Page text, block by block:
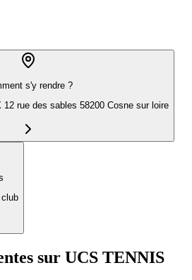
s'y rendre ?
rue des sables 58200 Cosne sur loire
sur UCS TENNIS